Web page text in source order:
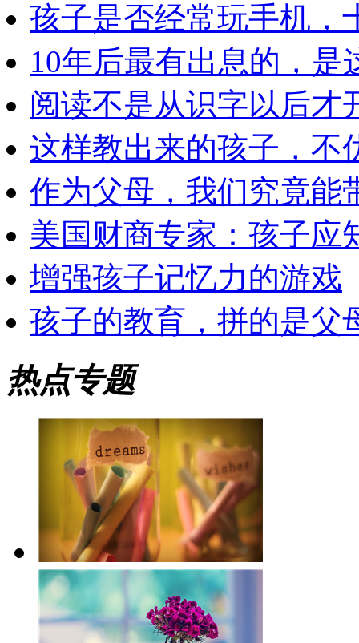
孩子是否经常玩手机，
10年后最有出息的，是
阅读不是从识字以后才
这样教出来的孩子，不
作为父母，我们究竟能
美国财商专家：孩子应
增强孩子记忆力的游戏
孩子的教育，拼的是父
热点专题